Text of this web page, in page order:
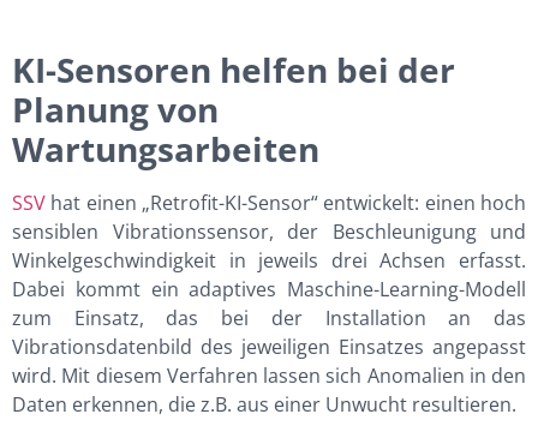
KI-Sensoren helfen bei der
Planung von
Wartungsarbeiten
SSV hat einen „Retrofit-KI-Sensor“ entwickelt: einen hoch
sensiblen Vibrationssensor, der Beschleunigung und
Winkelgeschwindigkeit in jeweils drei Achsen erfasst.
Dabei kommt ein adaptives Maschine-Learning-Modell
zum Einsatz, das bei der Installation an das
Vibrationsdatenbild des jeweiligen Einsatzes angepasst
wird. Mit diesem Verfahren lassen sich Anomalien in den
Daten erkennen, die z.B. aus einer Unwucht resultieren.